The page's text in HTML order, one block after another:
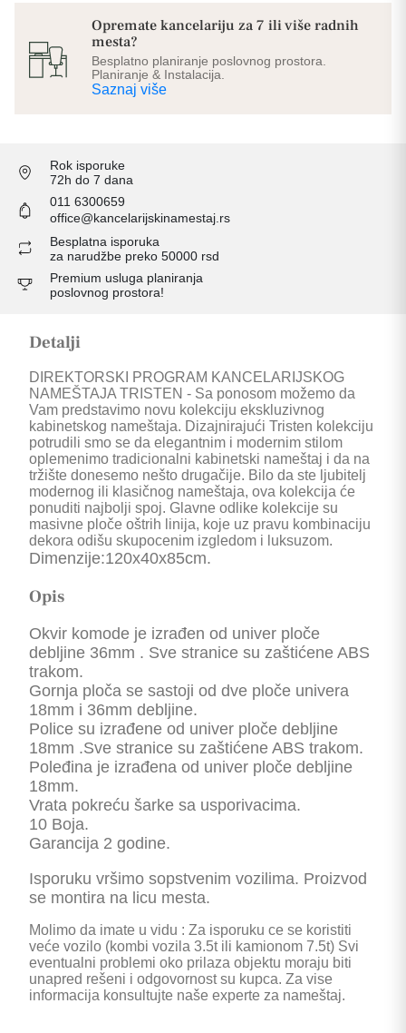
Opremate kancelariju za 7 ili više radnih
mesta?
Besplatno planiranje poslovnog prostora.
Planiranje & Instalacija.
Saznaj više
Rok isporuke
72h do 7 dana
011 6300659
office@kancelarijskinamestaj.rs
Besplatna isporuka
za narudžbe preko 50000 rsd
Premium usluga planiranja
poslovnog prostora!
Detalji
DIREKTORSKI PROGRAM KANCELARIJSKOG
NAMEŠTAJA TRISTEN - Sa ponosom možemo da
Vam predstavimo novu kolekciju ekskluzivnog
kabinetskog nameštaja. Dizajnirajući Tristen kolekciju
potrudili smo se da elegantnim i modernim stilom
oplemenimo tradicionalni kabinetski nameštaj i da na
tržište donesemo nešto drugačije. Bilo da ste ljubitelj
modernog ili klasičnog nameštaja, ova kolekcija će
ponuditi najbolji spoj. Glavne odlike kolekcije su
masivne ploče oštrih linija, koje uz pravu kombinaciju
dekora odišu skupocenim izgledom i luksuzom.
Dimenzije:120x40x85cm.
Opis
Okvir komode je izrađen od univer ploče
debljine 36mm . Sve stranice su zaštićene ABS
trakom.
Gornja ploča se sastoji od dve ploče univera
18mm i 36mm debljine.
Police su izrađene od univer ploče debljine
18mm .Sve stranice su zaštićene ABS trakom.
Poleđina je izrađena od univer ploče debljine
18mm.
Vrata pokreću šarke sa usporivacima.
10 Boja.
Garancija 2 godine.
Isporuku vršimo sopstvenim vozilima. Proizvod
se montira na licu mesta.
Molimo da imate u vidu : Za isporuku ce se koristiti
veće vozilo (kombi vozila 3.5t ili kamionom 7.5t) Svi
eventualni problemi oko prilaza objektu moraju biti
unapred rešeni i odgovornost su kupca. Za vise
informacija konsultujte naše experte za nameštaj.